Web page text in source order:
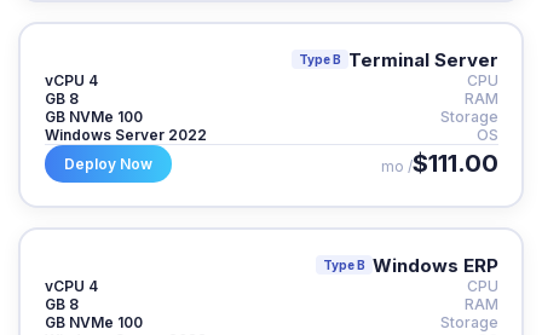
Terminal Server
Type B
CPU
4 vCPU
RAM
8 GB
Storage
100 GB NVMe
OS
Windows Server 2022
$111.00
/ mo
Deploy Now
Windows ERP
Type B
CPU
4 vCPU
RAM
8 GB
Storage
100 GB NVMe